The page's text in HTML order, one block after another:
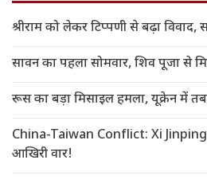
श्रीराम को लेकर टिप्पणी से बढ़ा विवाद,
सावन का पहला सोमवार, शिव पूजा से
रूस का बड़ा मिसाइल हमला, यूक्रेन में
China-Taiwan Conflict: Xi Jinping
आखिरी वार!